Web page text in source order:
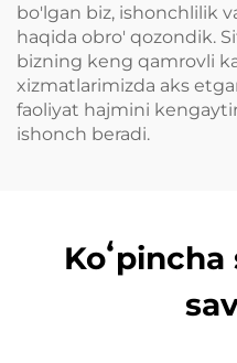
bo'lgan biz, ishonchlilik
haqida obro' qozondik.
bizning keng qamrovli
xizmatlarimizda aks
faoliyat hajmini
ishonch beradi.
Koʻpincha